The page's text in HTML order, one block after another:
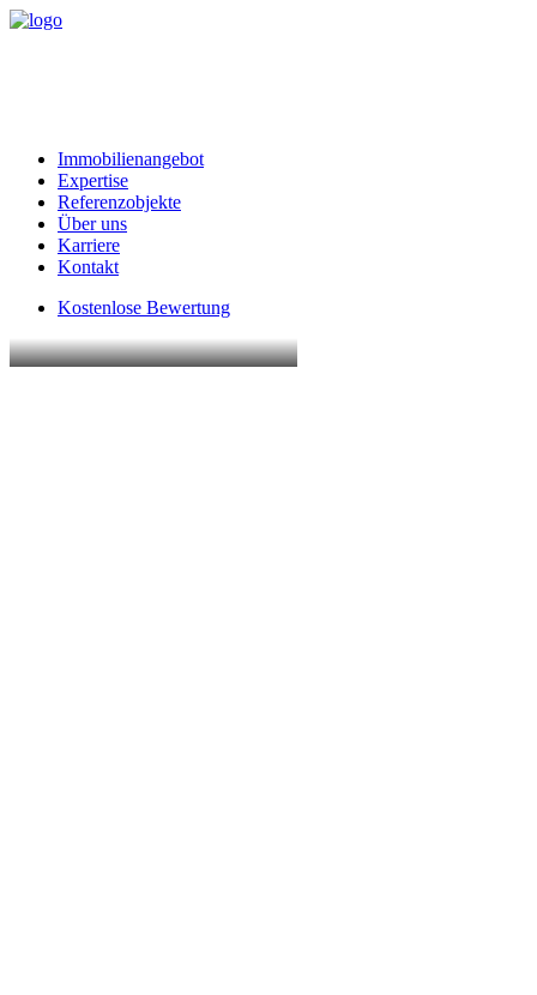
Immobilienangebot
Expertise
Referenzobjekte
Über uns
Karriere
Kontakt
Kostenlose Bewertung